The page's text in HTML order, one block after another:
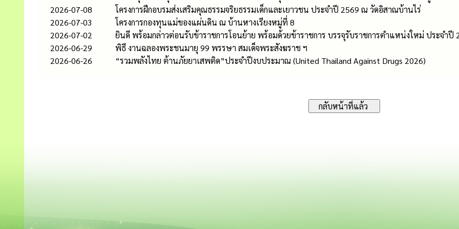
2026-07-08
โครงการฝึกอบรมส่งเสริมคุณธรรมจริยธรรมเด็กและเยาวชน ประจำปี 2569 ณ วัดอิสาณบ้านไร่
2026-07-03
โครงการกองทุนแม่ของแผ่นดิน ณ บ้านหางเรียงหมู่ที่ 8
2026-07-02
ยินดี พร้อมกล่าวต่อนรับข้าราชการโอนย้าย พร้อมด้วยข้าราชการ บรรจุรับราชการตำแหน่งใหม่ ประจำปี
2026-06-29
พิธี งานฉลองพระชนมายุ 99 พรรษา สมเด็จพระสังฆราช ฯ
2026-06-26
“รวมพลังไทย ต้านภัยยาเสพติด”ประจำปีงบประมาณ (United Thailand Against Drugs 2026)